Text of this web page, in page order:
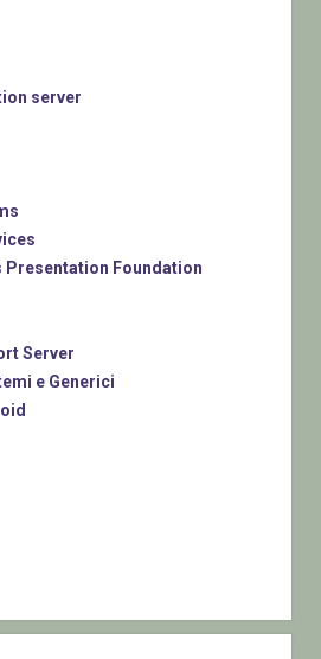
server
Presentation Foundation
Server
e Generici